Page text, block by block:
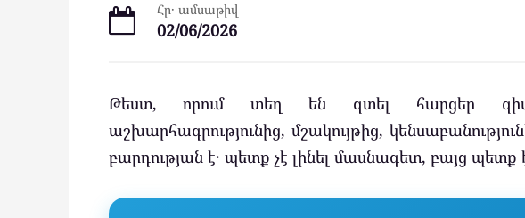
Հր․ ամսաթիվ
02/06/2026
Թեստ, որում տեղ են գտել հարցեր
աշխարհագրությունից, մշակույթից,
բարդության է․ պետք չէ լինել մասնագետ, բայց պետք